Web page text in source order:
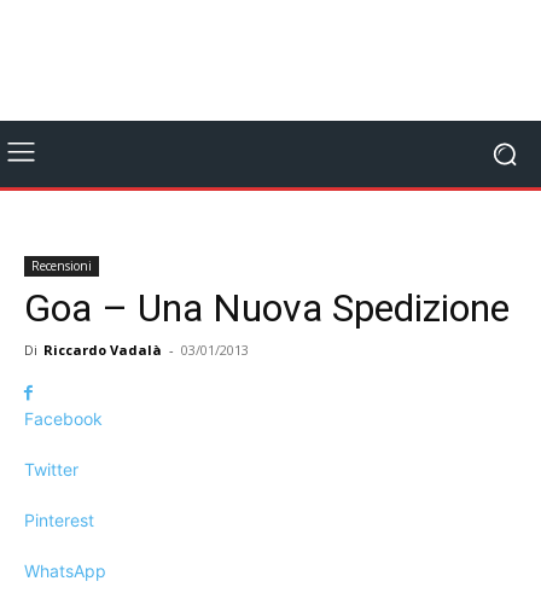
Recensioni
Goa – Una Nuova Spedizione
Di Riccardo Vadalà - 03/01/2013
Facebook
Twitter
Pinterest
WhatsApp